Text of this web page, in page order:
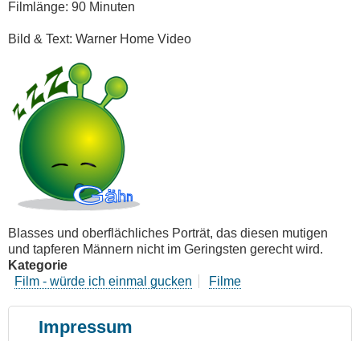
Filmlänge: 90 Minuten
Bild & Text: Warner Home Video
Blasses und oberflächliches Porträt, das diesen mutigen
und tapferen Männern nicht im Geringsten gerecht wird.
Kategorie
Film - würde ich einmal gucken
Filme
Impressum